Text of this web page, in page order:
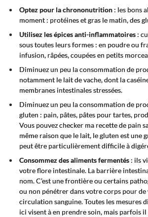
Optez pour la chrononutrition: les bons
moment : protéines et gras le matin, des
Utilisez les épices anti-inflammatoires:
sous toutes leurs formes : en poudre ou
infusion, râpées, coupées en petits
Diminuez un peu la consommation de
notamment le lait de vache, dont la
membranes intestinales stressées.
Diminuez un peu la consommation de
gluten : pain, pâtes, pâtes pour tartes,
Vous pouvez checker ma recette de pain
même raison que le lait, le gluten est une
peut être particulièrement difficile à
Consommez des aliments fermentés: ils
votre flore intestinale. La barrière
nom. C’est une frontière ou certains
ou non pénétrer dans votre corps pour
circulation sanguine. Toutes les mesures
ici visent à en prendre soin, mais parfois